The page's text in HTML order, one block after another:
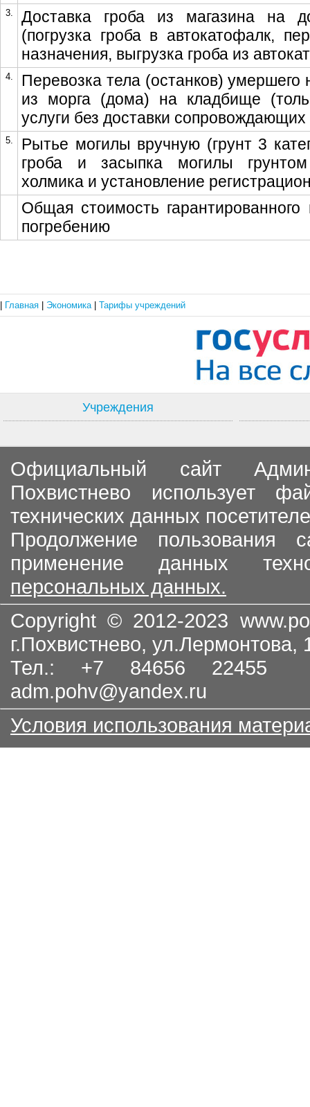
3.
Доставка гроба из магазина на
(погрузка гроба в автокатофалк,
назначения, выгрузка гроба из
4.
Перевозка тела (останков) умершего
из морга (дома) на кладбище
услуги без доставки
5.
Рытье могилы вручную (грунт 3
гроба и засыпка могилы
холмика и установление
Общая стоимость гарантированного
погребению
Главная Экономика Тарифы учреждений
Учреждения
Официальный сайт
Похвистнево использует
технических данных
Продолжение пользования
применение данных
персональных данных.
Copyright © 2012-2023
г.Похвистнево, ул.Лермонтова,
Тел.: +7 84656
adm.pohv@yandex.ru
Условия использования